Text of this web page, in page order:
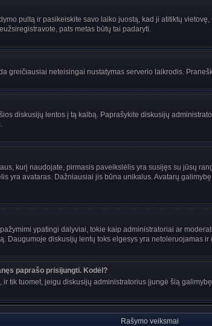
pultą ir pasikeiskite savo laiko juostą, kad ji atitiktų
pats metas būtų tai padaryti.
greičiausiai neteisingai nustatymas serverio laikrodis.
diskusijų lentos į tą kalbą. Paprašykite diskusijų
kurį naudojate, pirmasis paveikslėlis yra susijęs su jūsų
yra avataras. Dažniausiai jis būna unikalus. Avatarų
ypatingi dalyviai, tokie kaip administratoriai ar
Daugumoje diskusijų lentų toks elgesys yra netoleruojamas
paprašo prisijungti. Kodėl?
tik tuomet, jeigu diskusijų administratorius įjungė šią
Rašymo veiksmai